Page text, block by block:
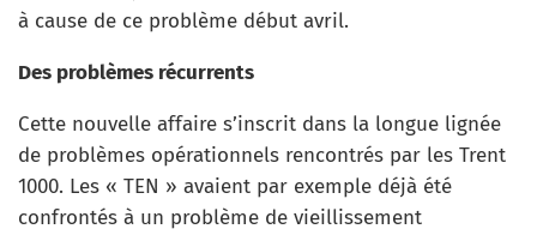
à cause de ce problème début avril.
Des problèmes récurrents
Cette nouvelle affaire s’inscrit dans la longue lignée
de problèmes opérationnels rencontrés par les Trent
1000. Les « TEN » avaient par exemple déjà été
confrontés à un problème de vieillissement